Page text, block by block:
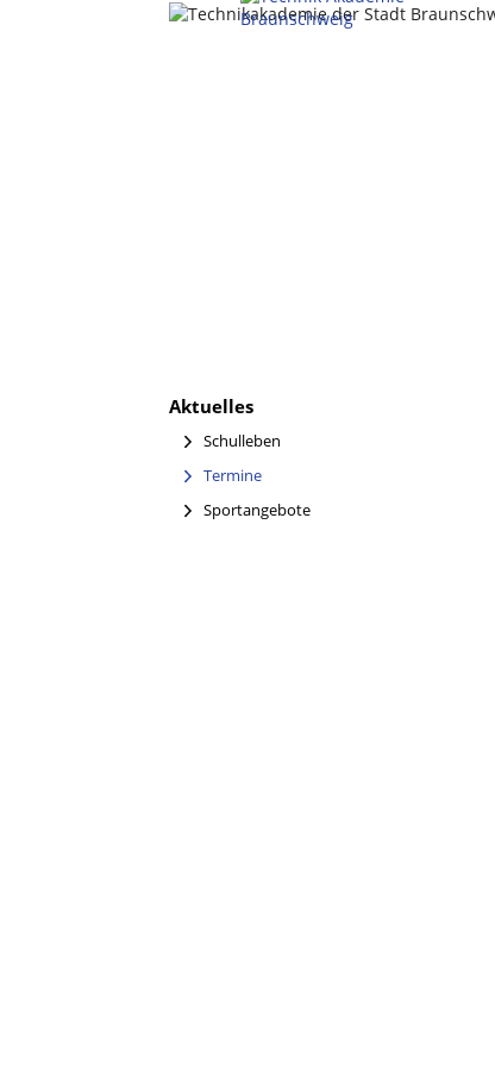
Aktuelles
Schulleben
Termine(current)
Sportangebote